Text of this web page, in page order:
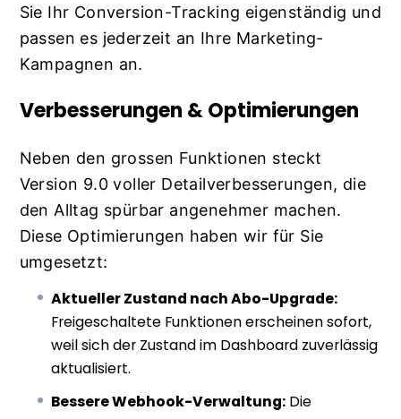
Sie Ihr Conversion-Tracking eigenständig und
passen es jederzeit an Ihre Marketing-
Kampagnen an.
Verbesserungen & Optimierungen
Neben den grossen Funktionen steckt
Version 9.0 voller Detailverbesserungen, die
den Alltag spürbar angenehmer machen.
Diese Optimierungen haben wir für Sie
umgesetzt:
Aktueller Zustand nach Abo-Upgrade:
Freigeschaltete Funktionen erscheinen sofort,
weil sich der Zustand im Dashboard zuverlässig
aktualisiert.
Bessere Webhook-Verwaltung:Die